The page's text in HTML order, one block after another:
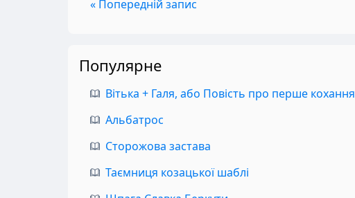
« Попередній запис
Популярне
Вітька + Галя, або Повість про перше кохання
Альбатрос
Сторожова застава
Таємниця козацької шаблі